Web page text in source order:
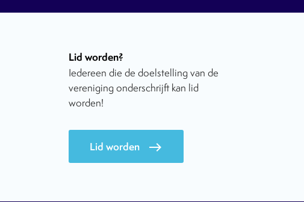
Lid worden?
Iedereen die de doelstelling van de
vereniging onderschrijft kan lid
worden!
Lid worden east